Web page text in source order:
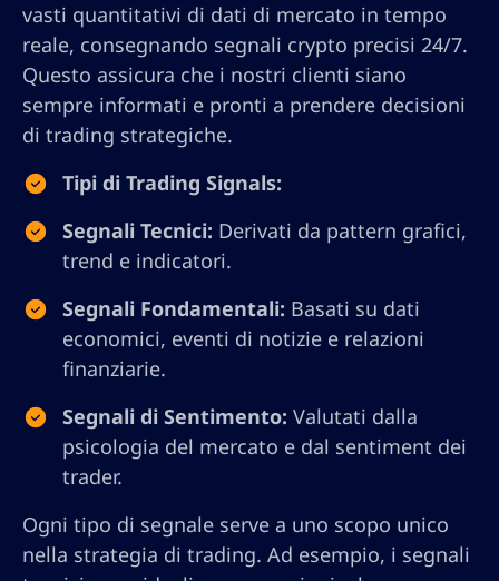
vasti quantitativi di dati di mercato in tempo
reale, consegnando segnali crypto precisi 24/7.
Questo assicura che i nostri clienti siano
sempre informati e pronti a prendere decisioni
di trading strategiche.
Tipi di Trading Signals:
Segnali Tecnici: Derivati da pattern grafici,
trend e indicatori.
Segnali Fondamentali: Basati su dati
economici, eventi di notizie e relazioni
finanziarie.
Segnali di Sentimento: Valutati dalla
psicologia del mercato e dal sentiment dei
trader.
Ogni tipo di segnale serve a uno scopo unico
nella strategia di trading. Ad esempio, i segnali